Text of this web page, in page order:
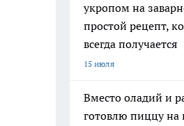
укропом на
простой рецепт,
всегда получается
15 июля
Вместо оладий и
готовлю пиццу на